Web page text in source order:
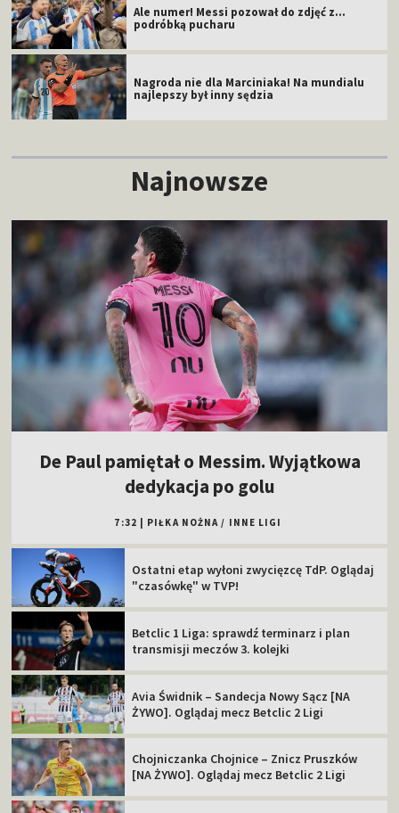
Ale numer! Messi pozował do zdjęć z...
podróbką pucharu
Nagroda nie dla Marciniaka! Na mundialu
najlepszy był inny sędzia
Najnowsze
De Paul pamiętał o Messim. Wyjątkowa
dedykacja po golu
7:32 PIŁKA NOŻNA / INNE LIGI
Ostatni etap wyłoni zwycięzcę TdP. Oglądaj
"czasówkę" w TVP!
Betclic 1 Liga: sprawdź terminarz i plan
transmisji meczów 3. kolejki
Avia Świdnik – Sandecja Nowy Sącz [NA
ŻYWO]. Oglądaj mecz Betclic 2 Ligi
Chojniczanka Chojnice – Znicz Pruszków
[NA ŻYWO]. Oglądaj mecz Betclic 2 Ligi